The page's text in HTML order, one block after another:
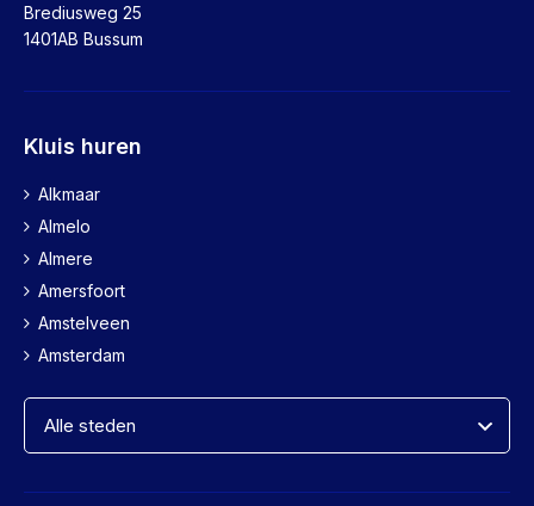
Brediusweg 25
1401AB Bussum
Kluis huren
Alkmaar
Almelo
Almere
Amersfoort
Amstelveen
Amsterdam